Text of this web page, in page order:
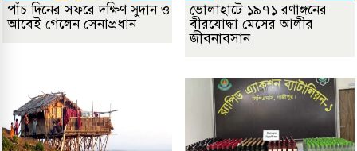
পাঁচ দিনের সফরে দক্ষিণ সুদান ও
আবেই গেলেন সেনাপ্রধান
ভোলাহাটে ১৯৭১ রণাঙ্গনের
বীরযোদ্ধা মেসের আলীর
জীবনাবসান